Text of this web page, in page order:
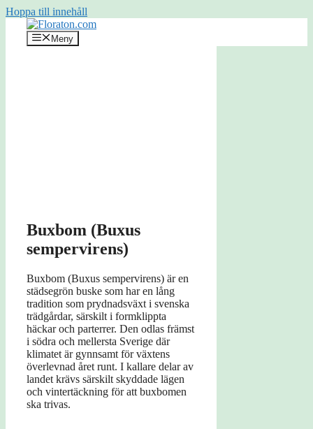
Hoppa till innehåll
Meny
Buxbom (Buxus
sempervirens)
Buxbom (Buxus sempervirens) är en
städsegrön buske som har en lång
tradition som prydnadsväxt i svenska
trädgårdar, särskilt i formklippta
häckar och parterrer. Den odlas främst
i södra och mellersta Sverige där
klimatet är gynnsamt för växtens
överlevnad året runt. I kallare delar av
landet krävs särskilt skyddade lägen
och vintertäckning för att buxbomen
ska trivas.